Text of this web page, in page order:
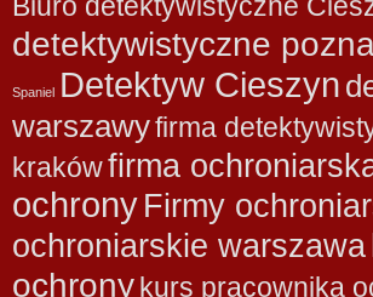
Biuro detektywistyczne
detektywistyczne
Spaniel Detektyw Cieszyn
warszawyfirma
krakówfirma
ochrony Firmy
ochroniarskie warszawa
ochrony kurs pracownika